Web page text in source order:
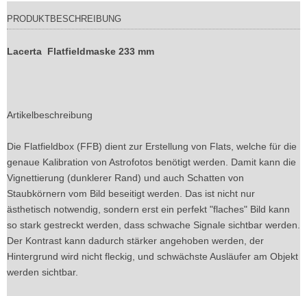
PRODUKTBESCHREIBUNG
Lacerta Flatfieldmaske 233 mm
Artikelbeschreibung
Die Flatfieldbox (FFB) dient zur Erstellung von Flats, welche für die
genaue Kalibration von Astrofotos benötigt werden. Damit kann die
Vignettierung (dunklerer Rand) und auch Schatten von
Staubkörnern vom Bild beseitigt werden. Das ist nicht nur
ästhetisch notwendig, sondern erst ein perfekt "flaches" Bild kann
so stark gestreckt werden, dass schwache Signale sichtbar werden.
Der Kontrast kann dadurch stärker angehoben werden, der
Hintergrund wird nicht fleckig, und schwächste Ausläufer am Objekt
werden sichtbar.